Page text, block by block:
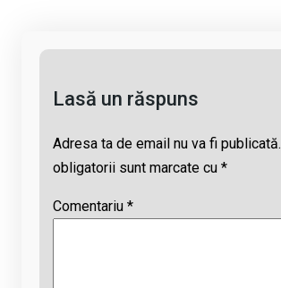
Lasă un răspuns
Adresa ta de email nu va fi publicată.
obligatorii sunt marcate cu *
Comentariu *